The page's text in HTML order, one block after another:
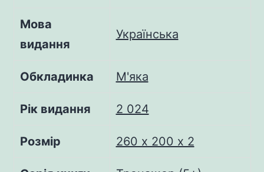
Мова
видання
Українська
Обкладинка М'яка
Рік видання 2 024
Розмір 260 х 200 х 2